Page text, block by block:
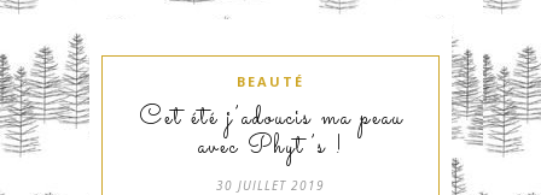
BEAUTÉ
Cet été j’adoucis ma peau
avec Phyt’s !
30 JUILLET 2019